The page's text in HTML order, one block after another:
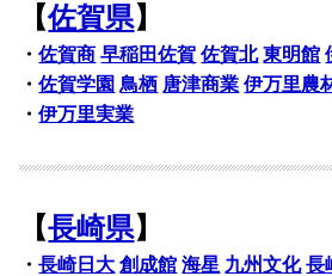
【佐賀県】
・佐賀商 早稲田佐賀 佐賀北 東明館
・佐賀学園 鳥栖 唐津商業 伊万里農
・伊万里実業
【長崎県】
・長崎日大 創成館 海星 九州文化 長